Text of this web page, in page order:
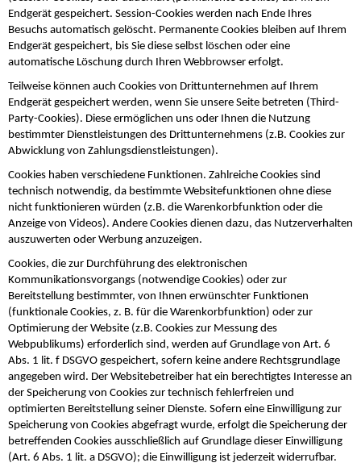
Endgerät gespeichert. Session-Cookies werden nach Ende Ihres
Besuchs automatisch gelöscht. Permanente Cookies bleiben auf Ihrem
Endgerät gespeichert, bis Sie diese selbst löschen oder eine
automatische Löschung durch Ihren Webbrowser erfolgt.
Teilweise können auch Cookies von Drittunternehmen auf Ihrem
Endgerät gespeichert werden, wenn Sie unsere Seite betreten (Third-
Party-Cookies). Diese ermöglichen uns oder Ihnen die Nutzung
bestimmter Dienstleistungen des Drittunternehmens (z.B. Cookies zur
Abwicklung von Zahlungsdienstleistungen).
Cookies haben verschiedene Funktionen. Zahlreiche Cookies sind
technisch notwendig, da bestimmte Websitefunktionen ohne diese
nicht funktionieren würden (z.B. die Warenkorbfunktion oder die
Anzeige von Videos). Andere Cookies dienen dazu, das Nutzerverhalten
auszuwerten oder Werbung anzuzeigen.
Cookies, die zur Durchführung des elektronischen
Kommunikationsvorgangs (notwendige Cookies) oder zur
Bereitstellung bestimmter, von Ihnen erwünschter Funktionen
(funktionale Cookies, z. B. für die Warenkorbfunktion) oder zur
Optimierung der Website (z.B. Cookies zur Messung des
Webpublikums) erforderlich sind, werden auf Grundlage von Art. 6
Abs. 1 lit. f DSGVO gespeichert, sofern keine andere Rechtsgrundlage
angegeben wird. Der Websitebetreiber hat ein berechtigtes Interesse an
der Speicherung von Cookies zur technisch fehlerfreien und
optimierten Bereitstellung seiner Dienste. Sofern eine Einwilligung zur
Speicherung von Cookies abgefragt wurde, erfolgt die Speicherung der
betreffenden Cookies ausschließlich auf Grundlage dieser Einwilligung
(Art. 6 Abs. 1 lit. a DSGVO); die Einwilligung ist jederzeit widerrufbar.